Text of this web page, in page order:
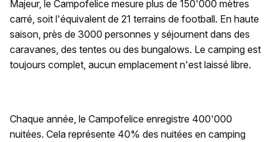
Majeur, le Campofelice mesure plus de 150'000 mètres
carré, soit l'équivalent de 21 terrains de football. En haute
saison, près de 3000 personnes y séjournent dans des
caravanes, des tentes ou des bungalows. Le camping est
toujours complet, aucun emplacement n'est laissé libre.
Chaque année, le Campofelice enregistre 400'000
nuitées. Cela représente 40% des nuitées en camping